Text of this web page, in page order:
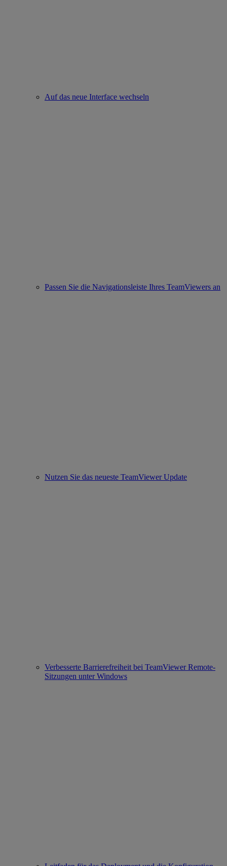
Auf das neue Interface wechseln
Passen Sie die Navigationsleiste Ihres TeamViewers an
Nutzen Sie das neueste TeamViewer Update
Verbesserte Barrierefreiheit bei TeamViewer Remote-
Sitzungen unter Windows